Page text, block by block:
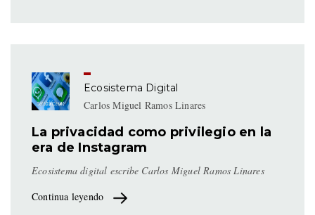
Ecosistema Digital
Carlos Miguel Ramos Linares
La privacidad como privilegio en la
era de Instagram
Ecosistema digital escribe Carlos Miguel Ramos Linares
Continua leyendo